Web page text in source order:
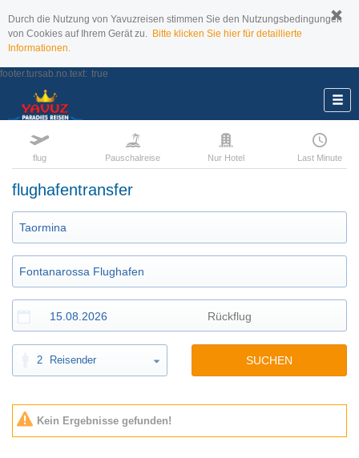
Durch die Nutzung von Yavuzreisen stimmen Sie den Nutzungsbedingungen
von Cookies auf Ihrem Gerät zu. Bitte klicken Sie hier für detaillierte
Informationen.
footer.tursab.no.text: true
flug Pauschalreise Nur Hotel Last Minute
flughafentransfer
2 Reisender SUCHEN
Kein Ergebnisse gefunden!